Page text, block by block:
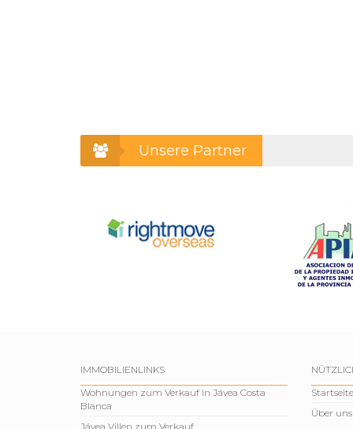
Unsere Partner
IMMOBILIENLINKS
Wohnungen zum Verkauf in Jávea Costa
Blanca
Jávea Villen zum Verkauf
Startseite
Über uns